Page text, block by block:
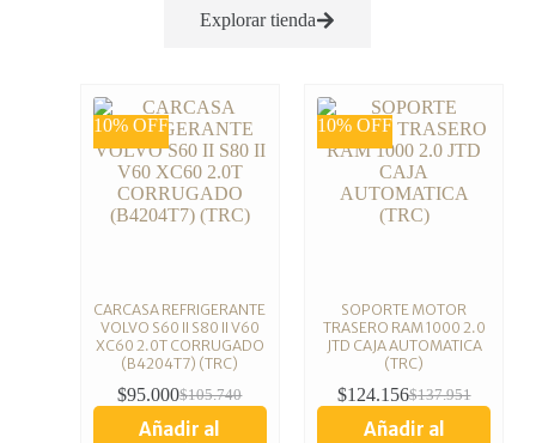
Explorar tienda
10% OFF
CARCASA REFRIGERANTE
VOLVO S60 II S80 II V60
XC60 2.0T CORRUGADO
(B4204T7) (TRC)
$105.740
$95.000
Añadir al
10% OFF
SOPORTE MOTOR
TRASERO RAM 1000 2.0
JTD CAJA AUTOMATICA
(TRC)
$137.951
$124.156
Añadir al